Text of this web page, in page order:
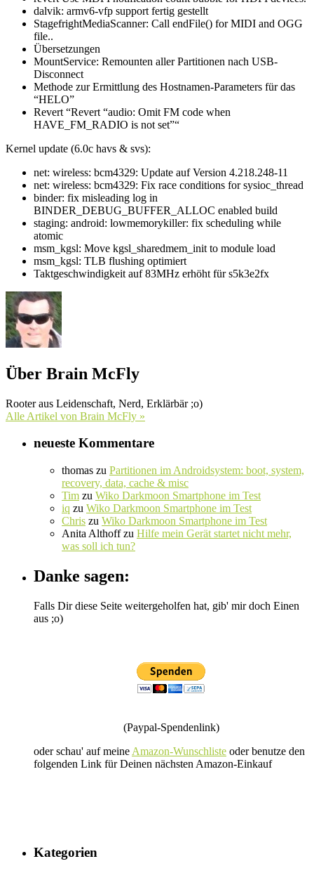
dalvik: armv6-vfp support fertig gestellt
StagefrightMediaScanner: Call endFile() for MIDI and OGG
file..
Übersetzungen
MountService: Remounten aller Partitionen nach USB-
Disconnect
Methode zur Ermittlung des Hostnamen-Parameters für das
“HELO”
Revert “Revert “audio: Omit FM code when
HAVE_FM_RADIO is not set”“
Kernel update (6.0c havs & svs):
net: wireless: bcm4329: Update auf Version 4.218.248-11
net: wireless: bcm4329: Fix race conditions for sysioc_thread
binder: fix misleading log in
BINDER_DEBUG_BUFFER_ALLOC enabled build
staging: android: lowmemorykiller: fix scheduling while
atomic
msm_kgsl: Move kgsl_sharedmem_init to module load
msm_kgsl: TLB flushing optimiert
Taktgeschwindigkeit auf 83MHz erhöht für s5k3e2fx
Über Brain McFly
Rooter aus Leidenschaft, Nerd, Erklärbär ;o)
Alle Artikel von Brain McFly »
neueste Kommentare
thomas zu Partitionen im Androidsystem: boot, system,
recovery, data, cache & misc
Tim zu Wiko Darkmoon Smartphone im Test
iq zu Wiko Darkmoon Smartphone im Test
Chris zu Wiko Darkmoon Smartphone im Test
Anita Althoffzu Hilfe mein Gerät startet nicht mehr,
was soll ich tun?
Danke sagen:
Falls Dir diese Seite weitergeholfen hat, gib' mir doch Einen
aus ;o)
(Paypal-Spendenlink)
oder schau' auf meine Amazon-Wunschliste oder benutze den
folgenden Link für Deinen nächsten Amazon-Einkauf
Kategorien